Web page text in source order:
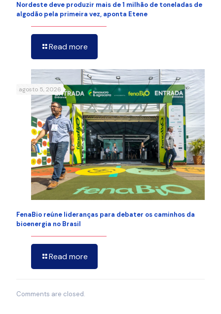
Nordeste deve produzir mais de 1 milhão de toneladas de
algodão pela primeira vez, aponta Etene
Read more
agosto 5, 2026
FenaBio reúne lideranças para debater os caminhos da
bioenergia no Brasil
Read more
Comments are closed.